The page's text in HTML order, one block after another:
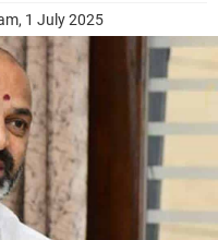
1 July 2025